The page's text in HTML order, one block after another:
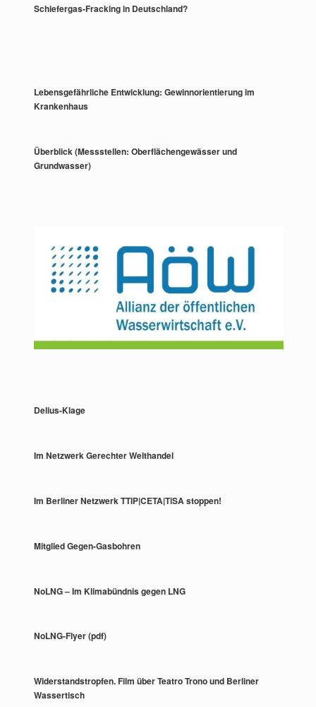
Schiefergas-Fracking in Deutschland?
Lebensgefährliche Entwicklung: Gewinnorientierung im
Krankenhaus
Überblick (Messstellen: Oberflächengewässer und
Grundwasser)
Delius-Klage
Im Netzwerk Gerechter Welthandel
Im Berliner Netzwerk TTIP|CETA|TiSA stoppen!
Mitglied Gegen-Gasbohren
NoLNG – Im Klimabündnis gegen LNG
NoLNG-Flyer (pdf)
Widerstandstropfen. Film über Teatro Trono und Berliner
Wassertisch